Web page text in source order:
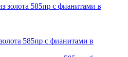
585пр с фианитами в